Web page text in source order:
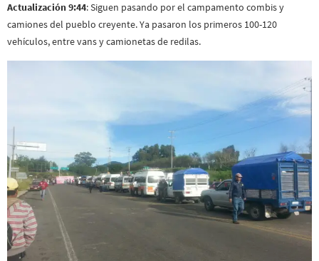
Actualización 9:44: Siguen pasando por el campamento combis y
camiones del pueblo creyente. Ya pasaron los primeros 100-120
vehículos, entre vans y camionetas de redilas.